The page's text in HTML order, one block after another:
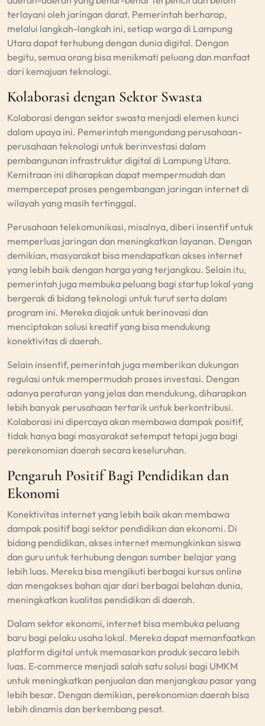
terlayani oleh jaringan darat. Pemerintah berharap,
melalui langkah-langkah ini, setiap warga di Lampung
Utara dapat terhubung dengan dunia digital. Dengan
begitu, semua orang bisa menikmati peluang dan manfaat
dari kemajuan teknologi.
Kolaborasi dengan Sektor Swasta
Kolaborasi dengan sektor swasta menjadi elemen kunci
dalam upaya ini. Pemerintah mengundang perusahaan-
perusahaan teknologi untuk berinvestasi dalam
pembangunan infrastruktur digital di Lampung Utara.
Kemitraan ini diharapkan dapat mempermudah dan
mempercepat proses pengembangan jaringan internet di
wilayah yang masih tertinggal.
Perusahaan telekomunikasi, misalnya, diberi insentif untuk
memperluas jaringan dan meningkatkan layanan. Dengan
demikian, masyarakat bisa mendapatkan akses internet
yang lebih baik dengan harga yang terjangkau. Selain itu,
pemerintah juga membuka peluang bagi startup lokal yang
bergerak di bidang teknologi untuk turut serta dalam
program ini. Mereka diajak untuk berinovasi dan
menciptakan solusi kreatif yang bisa mendukung
konektivitas di daerah.
Selain insentif, pemerintah juga memberikan dukungan
regulasi untuk mempermudah proses investasi. Dengan
adanya peraturan yang jelas dan mendukung, diharapkan
lebih banyak perusahaan tertarik untuk berkontribusi.
Kolaborasi ini dipercaya akan membawa dampak positif,
tidak hanya bagi masyarakat setempat tetapi juga bagi
perekonomian daerah secara keseluruhan.
Pengaruh Positif Bagi Pendidikan dan
Ekonomi
Konektivitas internet yang lebih baik akan membawa
dampak positif bagi sektor pendidikan dan ekonomi. Di
bidang pendidikan, akses internet memungkinkan siswa
dan guru untuk terhubung dengan sumber belajar yang
lebih luas. Mereka bisa mengikuti berbagai kursus online
dan mengakses bahan ajar dari berbagai belahan dunia,
meningkatkan kualitas pendidikan di daerah.
Dalam sektor ekonomi, internet bisa membuka peluang
baru bagi pelaku usaha lokal. Mereka dapat memanfaatkan
platform digital untuk memasarkan produk secara lebih
luas. E-commerce menjadi salah satu solusi bagi UMKM
untuk meningkatkan penjualan dan menjangkau pasar yang
lebih besar. Dengan demikian, perekonomian daerah bisa
lebih dinamis dan berkembang pesat.